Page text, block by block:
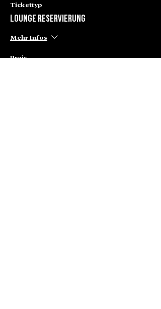
Tickettyp
Lounge Reservierung
Mehr Infos
Preis